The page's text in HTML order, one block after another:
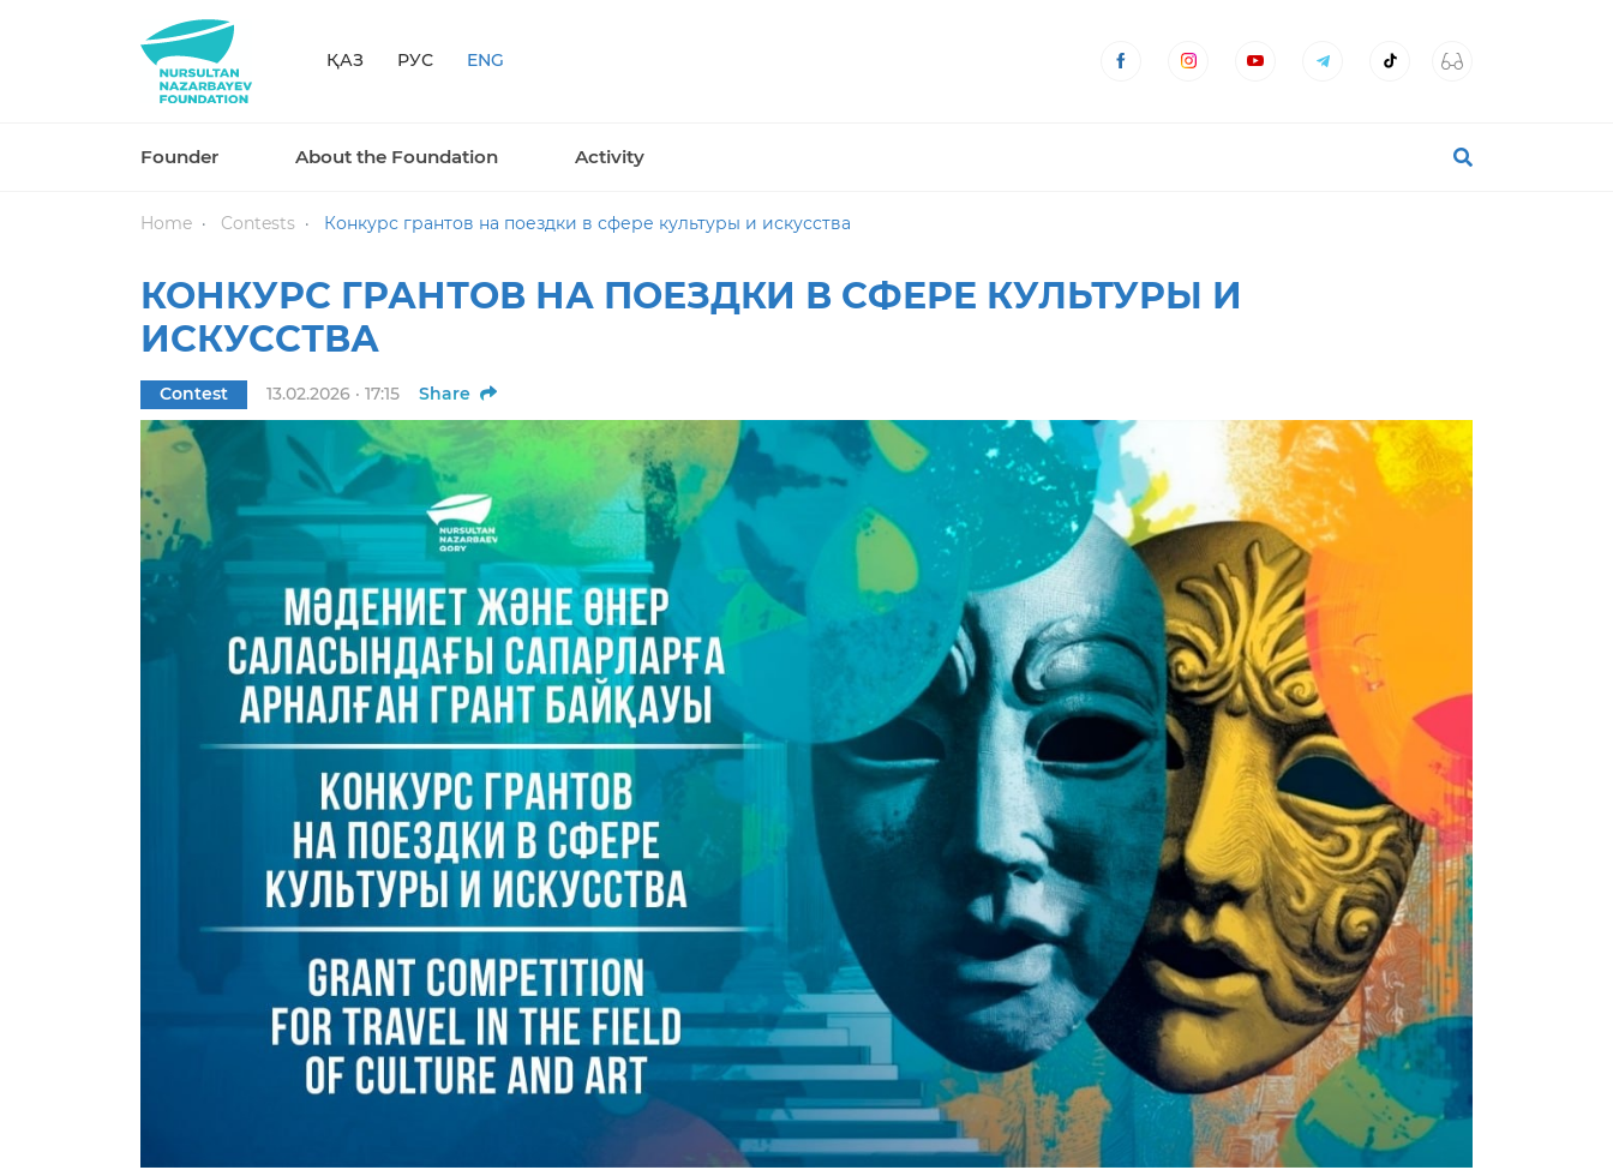
ҚАЗ РУС ENG
Founder About the Foundation Activity
Home Contests Конкурс грантов на поездки в сфере культуры и искусства
КОНКУРС ГРАНТОВ НА ПОЕЗДКИ В СФЕРЕ КУЛЬТУРЫ И
ИСКУССТВА
Contest 13.02.2026 · 17:15 Share